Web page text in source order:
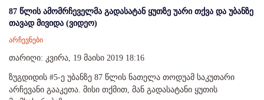
87 წლის ამომრჩეველმა გადასატან ყუთზე უარი თქვა და უბანზე
თავად მივიდა (ვიდეო)
არჩევნები
თარიღი: კვირა, 19 მაისი 2019 18:16
ზუგდიდის #5-ე უბანზე 87 წლის ნათელა თოდუამ საკუთარი
არჩევანი გააკეთა. მისი თქმით, მან გადასატანი ყუთის